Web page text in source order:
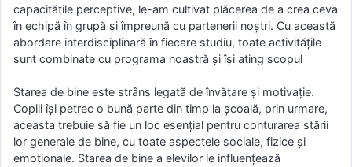
capacitățile perceptive, le-am cultivat plăcerea de a crea ceva
în echipă în grupă și împreună cu partenerii noștri. Cu această
abordare interdisciplinară în fiecare studiu, toate activitățile
sunt combinate cu programa noastră și își ating scopul
Starea de bine este strâns legată de învățare și motivație.
Copiii își petrec o bună parte din timp la școală, prin urmare,
aceasta trebuie să fie un loc esențial pentru conturarea stării
lor generale de bine, cu toate aspectele sociale, fizice și
emoționale. Starea de bine a elevilor le influențează